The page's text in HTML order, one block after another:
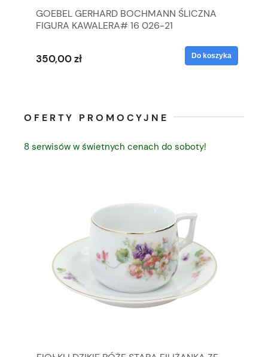
GOEBEL GERHARD BOCHMANN ŚLICZNA
FIGURA KAWALERA# 16 026-21
350,00 zł Do koszyka
OFERTY PROMOCYJNE
8 serwisów w świetnych cenach do soboty!